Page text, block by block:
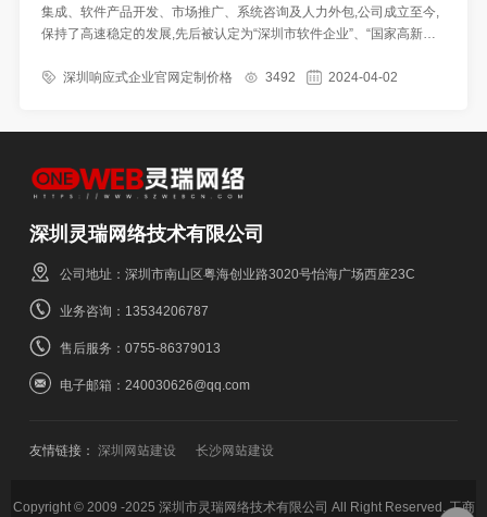
集成、软件产品开发、市场推广、系统咨询及人力外包,公司成立至今,
保持了高速稳定的发展,先后被认定为“深圳市软件企业”、“国家高新技
深圳响应式企业官网定制价格
3492 2024-04-02
深圳灵瑞网络技术有限公司
公司地址：深圳市南山区粤海创业路3020号怡海广场西座23C
业务咨询：13534206787
售后服务：0755-86379013
电子邮箱：240030626@qq.com
友情链接：深圳网站建设 长沙网站建设
Copyright © 2009 -2025 深圳市灵瑞网络技术有限公司 All Right Reserved. 工商